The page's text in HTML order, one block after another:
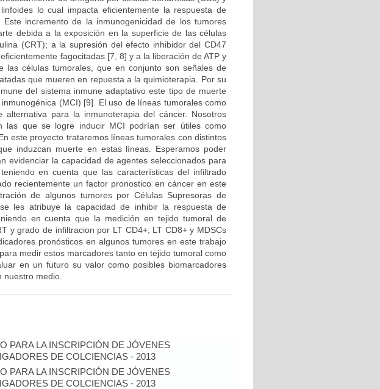
lo cual impacta eficientemente la respuesta de
incremento de la inmunogenicidad de los tumores
debida a la exposición en la superficie de las células
(CRT); a la supresión del efecto inhibidor del CD47
fagocitadas [7, 8] y a la liberación de ATP y
las células tumorales, que en conjunto son señales de
que mueren en repuesta a la quimioterapia. Por su
del sistema inmune adaptativo este tipo de muerte
(MCI) [9]. El uso de líneas tumorales como
para la inmunoterapia del cáncer. Nosotros
las que se logre inducir MCI podrían ser útiles como
este proyecto trataremos líneas tumorales con distintos
induzcan muerte en estas líneas. Esperamos poder
evidenciar la capacidad de agentes seleccionados para
en cuenta que las características del infiltrado
recientemente un factor pronostico en cáncer en este
de algunos tumores por Células Supresoras de
les atribuye la capacidad de inhibir la respuesta de
en cuenta que la medición en tejido tumoral de
y grado de infiltracion por LT CD4+; LT CD8+ y MDSCs
pronósticos en algunos tumores en este trabajo
medir estos marcadores tanto en tejido tumoral como
en un futuro su valor como posibles biomarcadores
nuestro medio.
PARA LA INSCRIPCIÓN DE JÓVENES
DE COLCIENCIAS - 2013
PARA LA INSCRIPCIÓN DE JÓVENES
DE COLCIENCIAS - 2013